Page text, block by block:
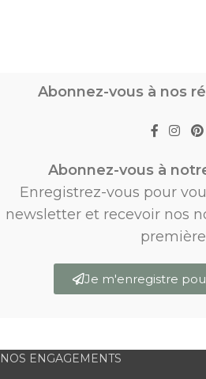
Abonnez-vous à nos
Abonnez-vous à
Enregistrez-vous pour
newsletter et recevoir nos
Je m'enregistre
NOS ENGAGEMENTS